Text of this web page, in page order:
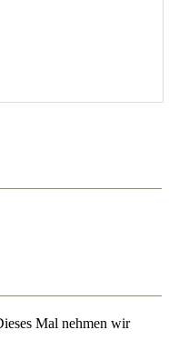
Mal nehmen wir